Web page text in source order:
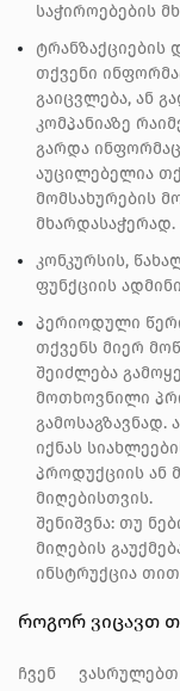
საჭიროებების
ტრანზაქციების
თქვენი
გაიცვლება, ან
კომპანიაზე
გარდა
აუცილებელია
მომსახურების
მხარდასაჭერად.
კონკურსის,
ფუნქციის
პერიოდული
თქვენს მიერ
შეიძლება
მოთხოვნილი
გამოსაგზავნად.
იქნას
პროდუქციის ან
მიღებისთვის.
შენიშვნა: თუ
მიღების
ინსტრუქცია
როგორ ვიცავთ
ჩვენ